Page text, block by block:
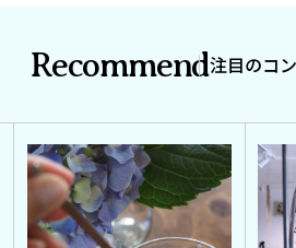
Recommend注目のコ